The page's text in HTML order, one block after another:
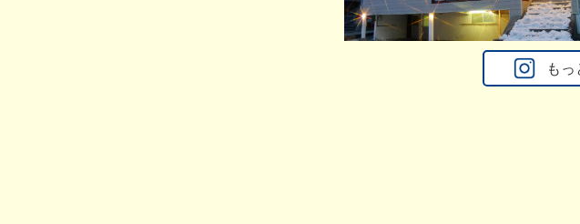
も